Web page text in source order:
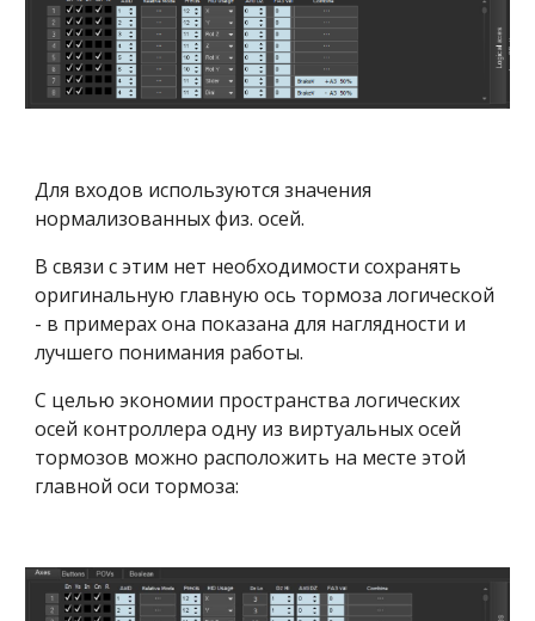
Для входов используются значения
нормализованных физ. осей.
В связи с этим нет необходимости сохранять
оригинальную главную ось тормоза логической
- в примерах она показана для наглядности и
лучшего понимания работы.
С целью экономии пространства логических
осей контроллера одну из виртуальных осей
тормозов можно расположить на месте этой
главной оси тормоза: